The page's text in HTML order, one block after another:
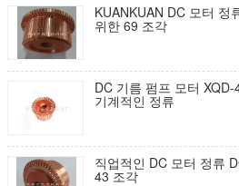
KUANKUAN DC 모터 정
위한 69 조각
DC 기름 펌프 모터
기계적인 정류
직업적인 DC 모터 정류
43 조각